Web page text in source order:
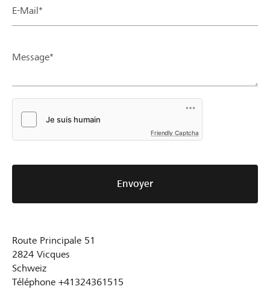
E-Mail*
Message*
Friendly Captcha
Envoyer
Route Principale 51
2824 Vicques
Schweiz
Téléphone +41324361515